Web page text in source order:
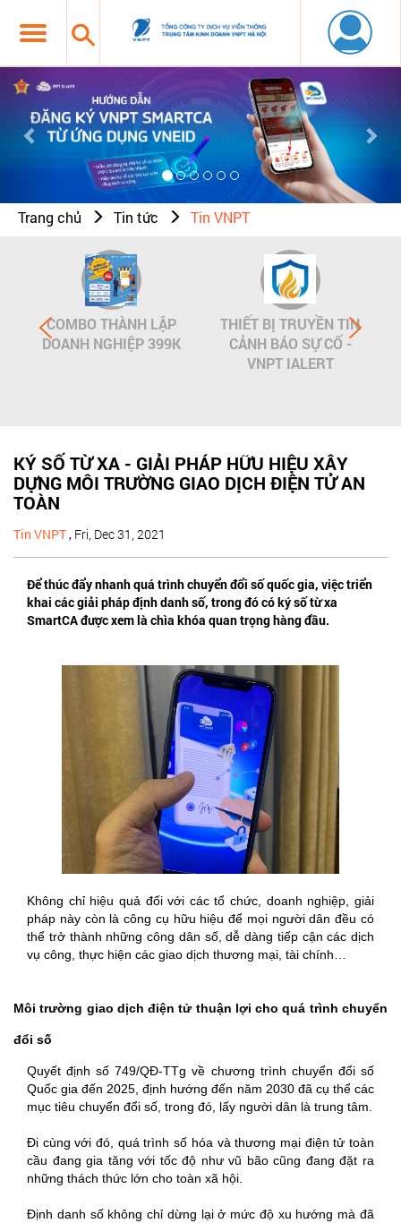
Previous
Trang chủ Tin tức Tin VNPT
COMBO THÀNH LẬP
DOANH NGHIỆP 399K
THIẾT BỊ TRUYỀN TIN
CẢNH BÁO SỰ CỐ -
VNPT IALERT
KÝ SỐ TỪ XA - GIẢI PHÁP HỮU HIỆU XÂY
DỰNG MÔI TRƯỜNG GIAO DỊCH ĐIỆN TỬ AN
TOÀN
Tin VNPT, Fri, Dec 31, 2021
Để thúc đẩy nhanh quá trình chuyển đổi số quốc gia, việc triển
khai các giải pháp định danh số, trong đó có ký số từ xa
SmartCA được xem là chìa khóa quan trọng hàng đầu.
Không chỉ hiệu quả đối với các tổ chức, doanh nghiệp, giải
pháp này còn là công cụ hữu hiệu để mọi người dân đều có
thể trở thành những công dân số, dễ dàng tiếp cận các dịch
vụ công, thực hiện các giao dịch thương mại, tài chính…
Môi trường giao dịch điện tử thuận lợi cho quá trình chuyển
đổi số
Quyết định số 749/QĐ-TTg về chương trình chuyển đổi số
Quốc gia đến 2025, định hướng đến năm 2030 đã cụ thể các
mục tiêu chuyển đổi số, trong đó, lấy người dân là trung tâm.
Đi cùng với đó, quá trình số hóa và thương mại điện tử toàn
cầu đang gia tăng với tốc độ như vũ bão cũng đang đặt ra
những thách thức lớn cho toàn xã hội.
Định danh số không chỉ dừng lại ở mức độ xu hướng mà đã